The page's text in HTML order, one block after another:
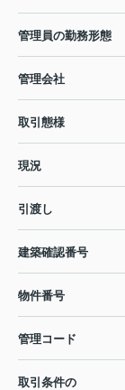
管理員の勤務形態
管理会社
取引態様
現況
引渡し
建築確認番号
物件番号
管理コード
取引条件の